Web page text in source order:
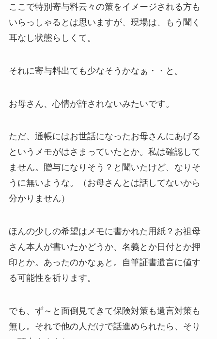
ここで特別寄与料云々の策をイメージされる方も
いらっしゃるとは思いますが、現場は、もう聞く
耳なし状態らしくて。
それに寄与料出ても少なそうかなぁ・・と。
お母さん、心情が許されないみたいです。
ただ、通帳にはお世話になったお母さんにあげる
というメモがはさまっていたとか。私は確認して
ません。贈与になりそう？と聞いたけど、なりそ
うに無いような。（お母さんとは話してないから
分かりません）
ほんの少しの希望はメモに書かれた用紙？お祖母
さん本人が書いたかどうか、名義とか日付とか押
印とか。あったのかなぁと。自筆証書遺言に値す
る可能性を祈ります。
でも、ず～と面倒見てきて保険対策も遺言対策も
無し。それで他の人だけで話進められたら、そり